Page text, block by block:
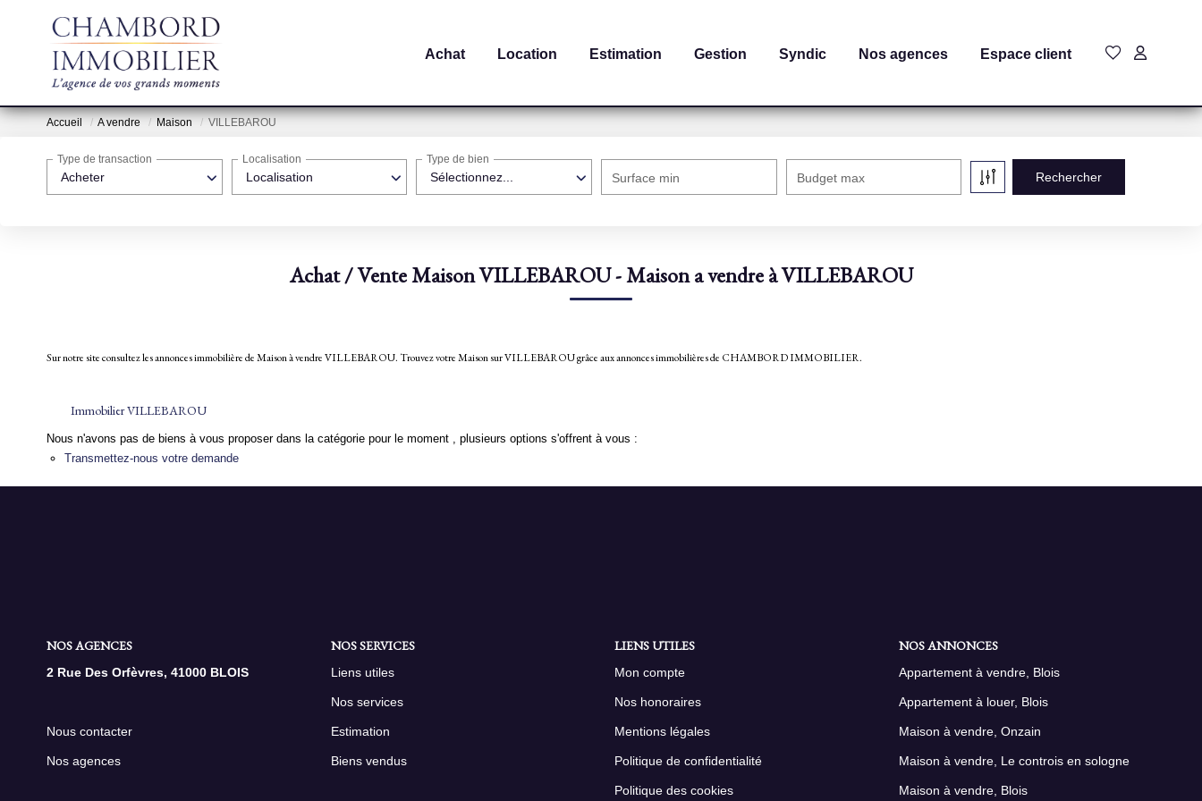
Achat Location Estimation Gestion Syndic Nos agences Espace client
Accueil A vendre Maison VILLEBAROU
Acheter
Type de transaction
Localisation
Localisation
Sélectionnez...
Type de bien
Surface min Budget max
Achat / Vente Maison VILLEBAROU - Maison a vendre à VILLEBAROU
Sur notre site consultez les annonces immobilière de Maison à vendre VILLEBAROU. Trouvez votre Maison sur VILLEBAROU grâce aux annonces immobilières de CHAMBORD IMMOBILIER.
Immobilier VILLEBAROU
Nous n'avons pas de biens à vous proposer dans la catégorie pour le moment , plusieurs options s'offrent à vous :
Transmettez-nous votre demande
NOS AGENCES
2 Rue Des Orfèvres, 41000 BLOIS
Nous contacter
Nos agences
NOS SERVICES
Liens utiles
Nos services
Estimation
Biens vendus
LIENS UTILES
Mon compte
Nos honoraires
Mentions légales
Politique de confidentialité
Politique des cookies
NOS ANNONCES
Appartement à vendre, Blois
Appartement à louer, Blois
Maison à vendre, Onzain
Maison à vendre, Le controis en sologne
Maison à vendre, Blois